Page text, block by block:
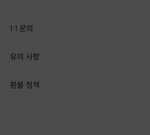
1:1 문의
유의 사항
환불 정책